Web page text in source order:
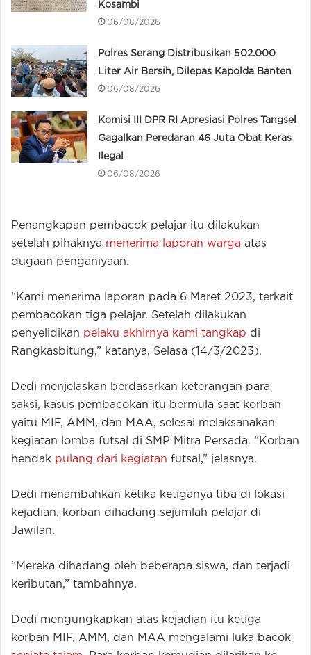
Kosambi
06/08/2026
Polres Serang Distribusikan 502.000
Liter Air Bersih, Dilepas Kapolda Banten
06/08/2026
Komisi III DPR RI Apresiasi Polres Tangsel
Gagalkan Peredaran 46 Juta Obat Keras
Ilegal
06/08/2026
Penangkapan pembacok pelajar itu dilakukan
setelah pihaknya menerima laporan warga atas
dugaan penganiyaan.
“Kami menerima laporan pada 6 Maret 2023, terkait
pembacokan tiga pelajar. Setelah dilakukan
penyelidikan pelaku akhirnya kami tangkap di
Rangkasbitung,” katanya, Selasa (14/3/2023).
Dedi menjelaskan berdasarkan keterangan para
saksi, kasus pembacokan itu bermula saat korban
yaitu MIF, AMM, dan MAA, selesai melaksanakan
kegiatan lomba futsal di SMP Mitra Persada. “Korban
hendak pulang dari kegiatan futsal,” jelasnya.
Dedi menambahkan ketika ketiganya tiba di lokasi
kejadian, korban dihadang sejumlah pelajar di
Jawilan.
“Mereka dihadang oleh beberapa siswa, dan terjadi
keributan,” tambahnya.
Dedi mengungkapkan atas kejadian itu ketiga
korban MIF, AMM, dan MAA mengalami luka bacok